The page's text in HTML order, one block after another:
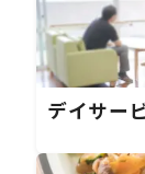
デイサー